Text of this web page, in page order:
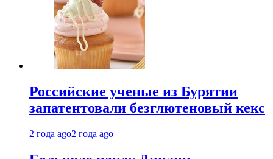
Российские ученые из Бурятии
запатентовали безглютеновый кекс
2 года ago2 года ago